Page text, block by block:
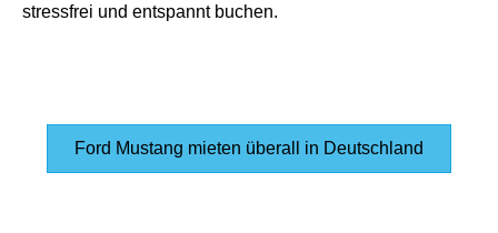
stressfrei und entspannt buchen.
Ford Mustang mieten überall in Deutschland